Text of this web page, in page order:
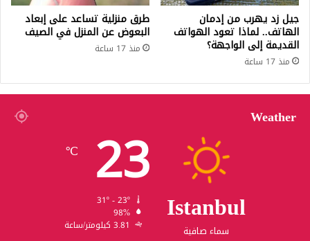
جيل زد يهرب من إدمان
الهاتف.. لماذا تعود الهواتف
القديمة إلى الواجهة؟
منذ 17 ساعة
طرق منزلية تساعد على إبعاد
البعوض عن المنزل في الصيف
منذ 17 ساعة
Weather
Istanbul
سماء صافية
23
℃
98%
3.81 كيلومتر/ساعة